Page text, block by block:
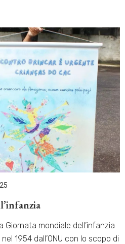
Giornata mondiale dell’infanzia
1954 dall’ONU con lo scopo di